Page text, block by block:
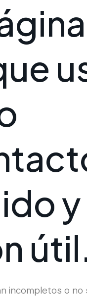
gina
ue u
tact
idoy
n útil
incompletos o no